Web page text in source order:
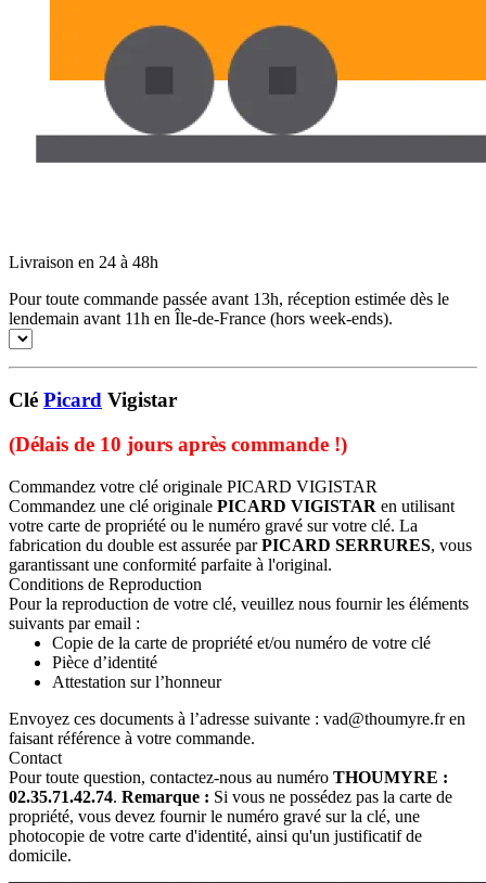
Livraison en 24 à 48h
Pour toute commande passée avant 13h, réception estimée dès le
lendemain avant 11h en Île-de-France (hors week-ends).
Clé Picard Vigistar
(Délais de 10 jours après commande !)
Commandez votre clé originale PICARD VIGISTAR
Commandez une clé originale PICARD VIGISTAR en utilisant
votre carte de propriété ou le numéro gravé sur votre clé. La
fabrication du double est assurée parPICARD SERRURES, vous
garantissant une conformité parfaite à l'original.
Conditions de Reproduction
Pour la reproduction de votre clé, veuillez nous fournir les éléments
suivants par email :
Copie de la carte de propriété et/ou numéro de votre clé
Pièce d’identité
Attestation sur l’honneur
Envoyez ces documents à l’adresse suivante : vad@thoumyre.fren
faisant référence à votre commande.
Contact
Pour toute question, contactez-nous au numéro THOUMYRE :
02.35.71.42.74. Remarque : Si vous ne possédez pas la carte de
propriété, vous devez fournir le numéro gravé sur la clé, une
photocopie de votre carte d'identité, ainsi qu'un justificatif de
domicile.